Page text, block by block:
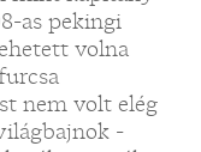
as pekingi
volna
nem volt elég
-